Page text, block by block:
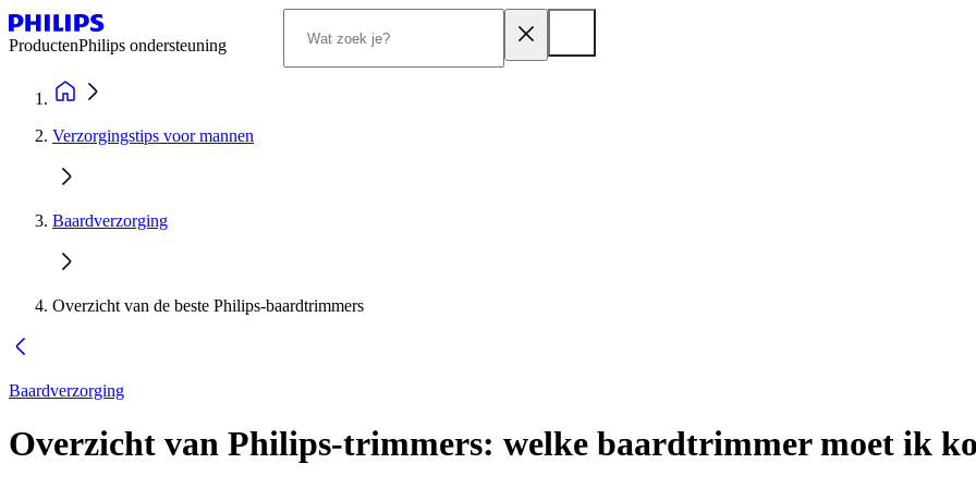
ProductenPhilips ondersteuning
Verzorgingstips voor mannen
Baardverzorging
Overzicht van de beste Philips-baardtrimmers
Baardverzorging
Overzicht van Philips-trimmers: welke baardtrimmer moet ik